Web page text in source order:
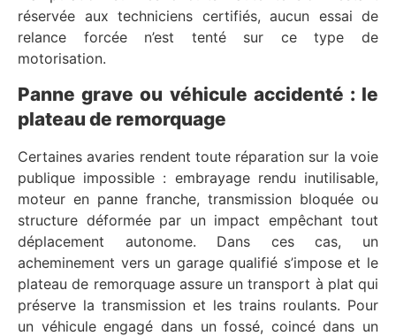
réservée aux techniciens certifiés, aucun essai de
relance forcée n’est tenté sur ce type de
motorisation.
Panne grave ou véhicule accidenté : le
plateau de remorquage
Certaines avaries rendent toute réparation sur la voie
publique impossible : embrayage rendu inutilisable,
moteur en panne franche, transmission bloquée ou
structure déformée par un impact empêchant tout
déplacement autonome. Dans ces cas, un
acheminement vers un garage qualifié s’impose et le
plateau de remorquage assure un transport à plat qui
préserve la transmission et les trains roulants. Pour
un véhicule engagé dans un fossé, coincé dans un